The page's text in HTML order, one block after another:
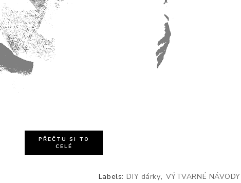
PŘEČTU SI TO
CELÉ
Labels: DIY dárky, VÝTVARNÉ NÁVODY